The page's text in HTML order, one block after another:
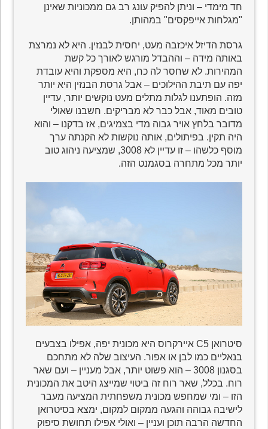
חד מימדי – וניתן להפיק עונג רב גם ממכוניות שאינן
"מגלחות אייפקסים" במהותן.
גרסת הדיזל איכזבה מעט, יחסית לבנזין. היא לא נמרצת
באותה מידה – וההבדל מורגש לאורך כל קשת
המהירות. לא שחסר לה כח, היא מספקת והיא עובדת
יפה עם תיבת ההילוכים – אבל גרסת הבנזין היא יותר
מזה. הופתענו לגלות מתלים מעט נוקשים יותר, עדיין
טובים מאוד, אבל כבר לא מבריקים. חשבנו שאולי
מדובר בלחץ אויר גבוה מדי בצמיגים, אז בדקנו – והוא
היה תקין. בפיתולים, אותה נוקשות לא הקנתה ערך
מוסף כלשהו – זו עדיין לא 3008, שמציעה ניהוג טוב
יותר מכל מתחרה בסגמנט הזה.
סיטרואן C5 איירקרוס היא מכונית יפה, אפילו בצבעים
בנאליים כמו לבן או אפור. העיצוב שלה לא מתחכם
בסגנון 3008 – הוא פשוט יותר, אבל מעניין – ועם שאר
רוח. בכלל, שאר רוח זה ביטוי שמייצג היטב את המכונית
הזו – ומי שמחפש מכונית משפחתית המציעה מעבר
לישיבה גבוהה והגעה ממקום למקום, ימצא בסיטרואן
החדשה הרבה תוכן ועניין – ואולי אפילו תחושת סיפוק